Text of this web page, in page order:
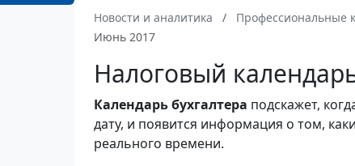
Новости и аналитика Профессиональные
Июнь 2017
Налоговый
Календарьбухгалтера подскажет,
дату, и появится информация о том,
реального времени.